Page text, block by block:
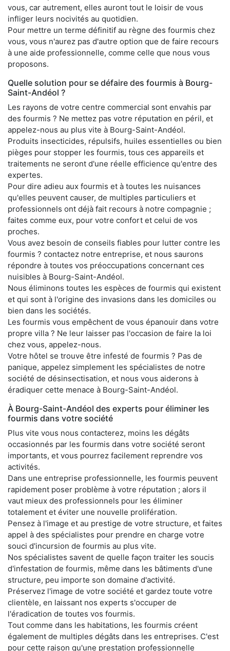
vous, car autrement, elles auront tout le loisir de vous
infliger leurs nocivités au quotidien.
Pour mettre un terme définitif au règne des fourmis chez
vous, vous n'aurez pas d'autre option que de faire recours
à une aide professionnelle, comme celle que nous vous
proposons.
Quelle solution pour se défaire des fourmis à Bourg-
Saint-Andéol ?
Les rayons de votre centre commercial sont envahis par
des fourmis ? Ne mettez pas votre réputation en péril, et
appelez-nous au plus vite à Bourg-Saint-Andéol.
Produits insecticides, répulsifs, huiles essentielles ou bien
pièges pour stopper les fourmis, tous ces appareils et
traitements ne seront d'une réelle efficience qu'entre des
expertes.
Pour dire adieu aux fourmis et à toutes les nuisances
qu'elles peuvent causer, de multiples particuliers et
professionnels ont déjà fait recours à notre compagnie ;
faites comme eux, pour votre confort et celui de vos
proches.
Vous avez besoin de conseils fiables pour lutter contre les
fourmis ? contactez notre entreprise, et nous saurons
répondre à toutes vos préoccupations concernant ces
nuisibles à Bourg-Saint-Andéol.
Nous éliminons toutes les espèces de fourmis qui existent
et qui sont à l'origine des invasions dans les domiciles ou
bien dans les sociétés.
Les fourmis vous empêchent de vous épanouir dans votre
propre villa ? Ne leur laisser pas l'occasion de faire la loi
chez vous, appelez-nous.
Votre hôtel se trouve être infesté de fourmis ? Pas de
panique, appelez simplement les spécialistes de notre
société de désinsectisation, et nous vous aiderons à
éradiquer cette menace à Bourg-Saint-Andéol.
À Bourg-Saint-Andéol des experts pour éliminer les
fourmis dans votre société
Plus vite vous nous contacterez, moins les dégâts
occasionnés par les fourmis dans votre société seront
importants, et vous pourrez facilement reprendre vos
activités.
Dans une entreprise professionnelle, les fourmis peuvent
rapidement poser problème à votre réputation ; alors il
vaut mieux des professionnels pour les éliminer
totalement et éviter une nouvelle prolifération.
Pensez à l'image et au prestige de votre structure, et faites
appel à des spécialistes pour prendre en charge votre
souci d'incursion de fourmis au plus vite.
Nos spécialistes savent de quelle façon traiter les soucis
d'infestation de fourmis, même dans les bâtiments d'une
structure, peu importe son domaine d'activité.
Préservez l'image de votre société et gardez toute votre
clientèle, en laissant nos experts s'occuper de
l'éradication de toutes vos fourmis.
Tout comme dans les habitations, les fourmis créent
également de multiples dégâts dans les entreprises. C'est
pour cette raison qu'une prestation professionnelle